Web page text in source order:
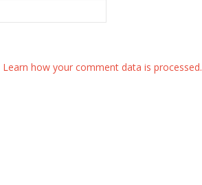
Learn how your comment data is processed.